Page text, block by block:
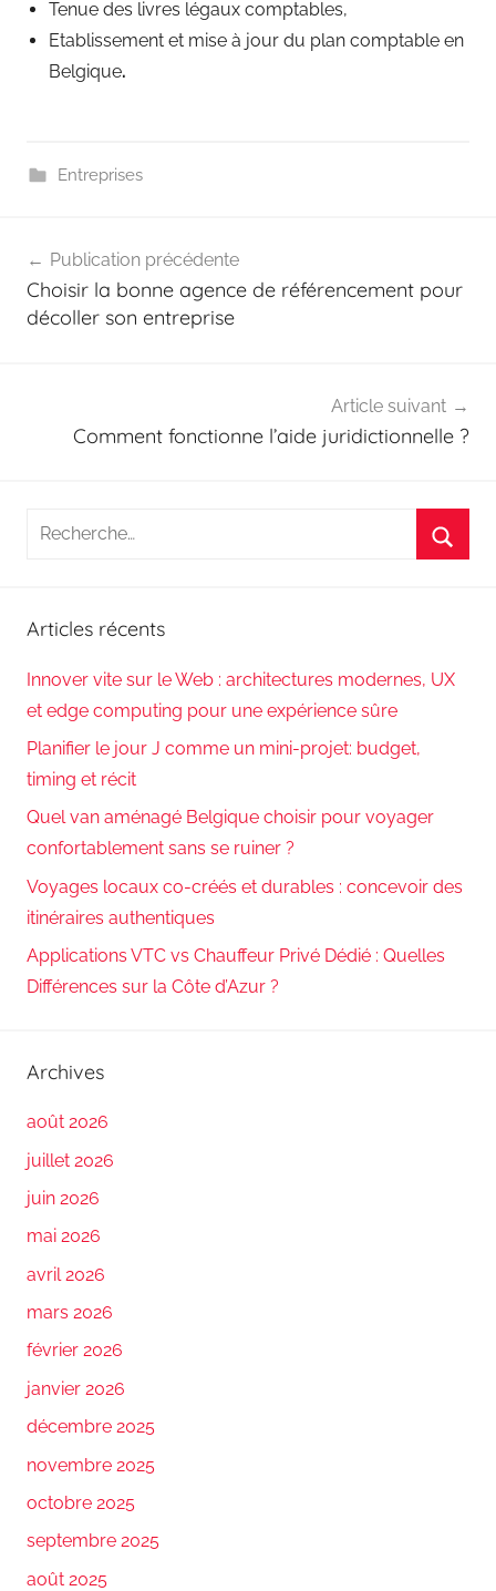
Tenue des livres légaux comptables,
Etablissement et mise à jour du plan comptable en
Belgique.
Entreprises
de
l’article
Publication précédente
Choisir la bonne agence de référencement pour
décoller son entreprise
Article suivant
Comment fonctionne l’aide juridictionnelle ?
Recherche
Articles récents
Innover vite sur le Web : architectures modernes, UX
et edge computing pour une expérience sûre
Planifier le jour J comme un mini-projet: budget,
timing et récit
Quel van aménagé Belgique choisir pour voyager
confortablement sans se ruiner ?
Voyages locaux co-créés et durables : concevoir des
itinéraires authentiques
Applications VTC vs Chauffeur Privé Dédié : Quelles
Différences sur la Côte d’Azur ?
Archives
août 2026
juillet 2026
juin 2026
mai 2026
avril 2026
mars 2026
février 2026
janvier 2026
décembre 2025
novembre 2025
octobre 2025
septembre 2025
août 2025